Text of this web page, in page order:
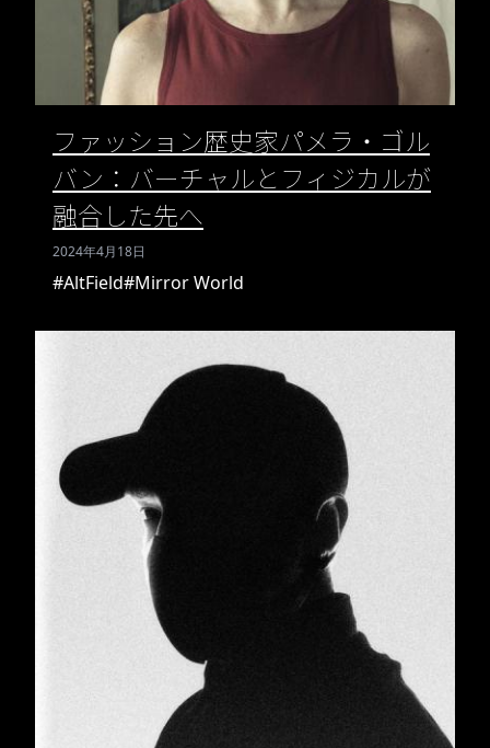
ファッション歴史家パメラ・ゴル
バン：バーチャルとフィジカルが
融合した先へ
2024年4月18日
#AltField#Mirror World